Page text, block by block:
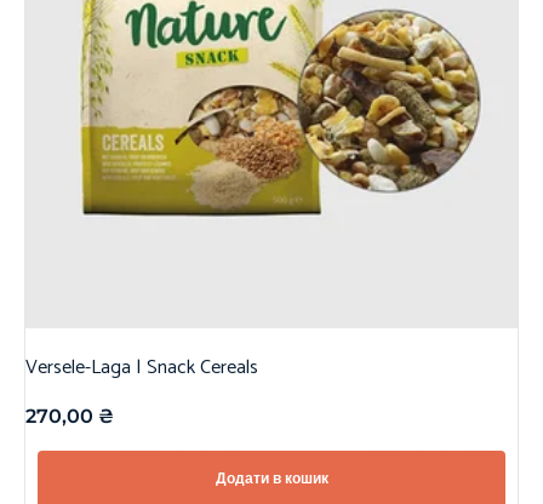
Versele-Laga | Snack Cereals
270,00 ₴
Додати в кошик